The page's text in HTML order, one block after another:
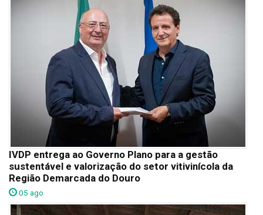
IVDP entrega ao Governo Plano para a gestão
sustentável e valorização do setor vitivinícola da
Região Demarcada do Douro
05 ago